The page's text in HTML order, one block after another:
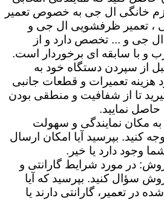
خانگی ال جی به خصوص تعمیر
، تعمیر ظرفشویی ال جی و
ال جی و ... تخصص دارد و از
و با سابقه ای برخوردار است.
از سپردن دستگاه خود به
هزینه تعمیرات و قطعات جانبی
تا از شفافیت و منطقی بودن
حاصل نمایید.
مکان نمایندگی و سهولت
کنید. بپرسید آیا امکان ارسال
وجود دارد یا خیر.
در مورد شرایط گارانتی و
سؤال کنید. بپرسید که آیا
در تعمیر، گارانتی دارند یا